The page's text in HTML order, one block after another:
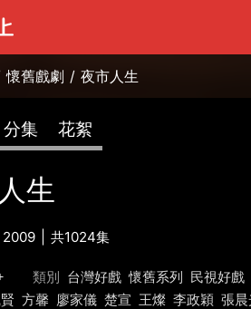
懷舊戲劇 / 夜市人生
分集 花絮
生
2009 共1024集
類別 台灣好戲 懷舊系列 民視好戲
方馨 廖家儀 楚宣 王燦 李政穎 張